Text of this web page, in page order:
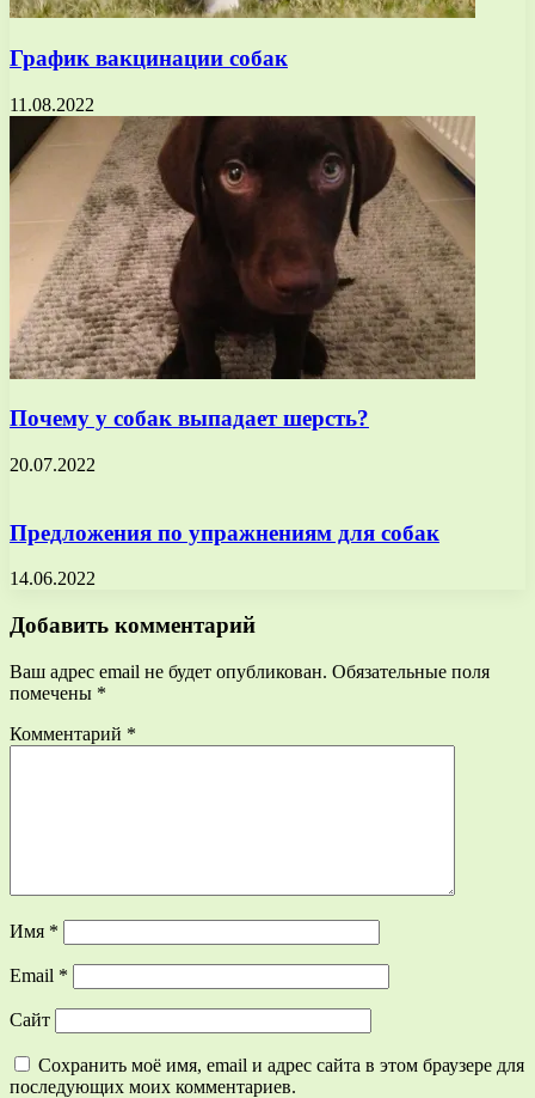
График вакцинации собак
11.08.2022
Почему у собак выпадает шерсть?
20.07.2022
Предложения по упражнениям для собак
14.06.2022
Добавить комментарий
Ваш адрес email не будет опубликован. Обязательные поля
помечены *
Комментарий *
Имя *
Email *
Сайт
Сохранить моё имя, email и адрес сайта в этом браузере для
последующих моих комментариев.